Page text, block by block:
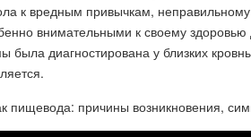
к вредным привычкам,
внимательными к своему
была диагностирована у близких
пищевода: причины возникновения,